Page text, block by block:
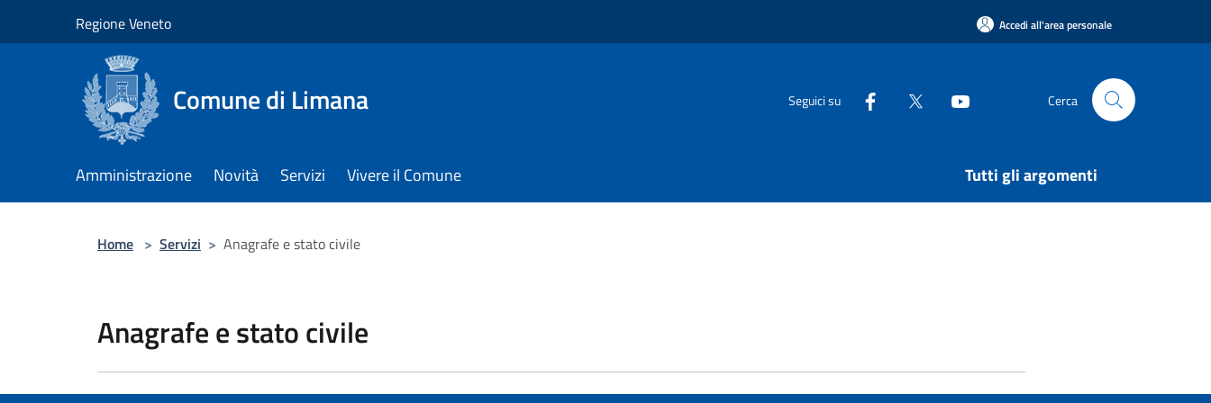
Regione Veneto Accedi all'area personale
Comune di Limana Seguici su Cerca
Amministrazione Novità Servizi Vivere il Comune Tutti gli argomenti
Home > Servizi > Anagrafe e stato civile
Anagrafe e stato civile